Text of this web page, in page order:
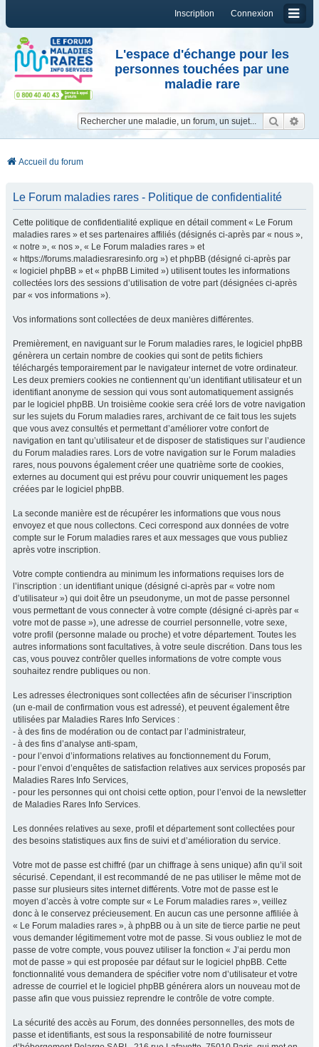
Connexion
Inscription
L'espace d'échange pour les
personnes touchées par une
maladie rare
Accueil du forum
Le Forum maladies rares - Politique de confidentialité
Cette politique de confidentialité explique en détail comment « Le Forum
maladies rares » et ses partenaires affiliés (désignés ci-après par « nous »,
« notre », « nos », « Le Forum maladies rares » et
« https://forums.maladiesraresinfo.org ») et phpBB (désigné ci-après par
« logiciel phpBB » et « phpBB Limited ») utilisent toutes les informations
collectées lors des sessions d’utilisation de votre part (désignées ci-après
par « vos informations »).
Vos informations sont collectées de deux manières différentes.
Premièrement, en naviguant sur le Forum maladies rares, le logiciel phpBB
génèrera un certain nombre de cookies qui sont de petits fichiers
téléchargés temporairement par le navigateur internet de votre ordinateur.
Les deux premiers cookies ne contiennent qu’un identifiant utilisateur et un
identifiant anonyme de session qui vous sont automatiquement assignés
par le logiciel phpBB. Un troisième cookie sera créé lors de votre navigation
sur les sujets du Forum maladies rares, archivant de ce fait tous les sujets
que vous avez consultés et permettant d’améliorer votre confort de
navigation en tant qu’utilisateur et de disposer de statistiques sur l’audience
du Forum maladies rares. Lors de votre navigation sur le Forum maladies
rares, nous pouvons également créer une quatrième sorte de cookies,
externes au document qui est prévu pour couvrir uniquement les pages
créées par le logiciel phpBB.
La seconde manière est de récupérer les informations que vous nous
envoyez et que nous collectons. Ceci correspond aux données de votre
compte sur le Forum maladies rares et aux messages que vous publiez
après votre inscription.
Votre compte contiendra au minimum les informations requises lors de
l’inscription : un identifiant unique (désigné ci-après par « votre nom
d’utilisateur ») qui doit être un pseudonyme, un mot de passe personnel
vous permettant de vous connecter à votre compte (désigné ci-après par «
votre mot de passe »), une adresse de courriel personnelle, votre sexe,
votre profil (personne malade ou proche) et votre département. Toutes les
autres informations sont facultatives, à votre seule discrétion. Dans tous les
cas, vous pouvez contrôler quelles informations de votre compte vous
souhaitez rendre publiques ou non.
Les adresses électroniques sont collectées afin de sécuriser l’inscription
(un e-mail de confirmation vous est adressé), et peuvent également être
utilisées par Maladies Rares Info Services :
- à des fins de modération ou de contact par l’administrateur,
- à des fins d’analyse anti-spam,
- pour l’envoi d’informations relatives au fonctionnement du Forum,
- pour l’envoi d’enquêtes de satisfaction relatives aux services proposés par
Maladies Rares Info Services,
- pour les personnes qui ont choisi cette option, pour l’envoi de la newsletter
de Maladies Rares Info Services.
Les données relatives au sexe, profil et département sont collectées pour
des besoins statistiques aux fins de suivi et d’amélioration du service.
Votre mot de passe est chiffré (par un chiffrage à sens unique) afin qu’il soit
sécurisé. Cependant, il est recommandé de ne pas utiliser le même mot de
passe sur plusieurs sites internet différents. Votre mot de passe est le
moyen d’accès à votre compte sur « Le Forum maladies rares », veillez
donc à le conservez précieusement. En aucun cas une personne affiliée à
« Le Forum maladies rares », à phpBB ou à un site de tierce partie ne peut
vous demander légitimement votre mot de passe. Si vous oubliez le mot de
passe de votre compte, vous pouvez utiliser la fonction « J’ai perdu mon
mot de passe » qui est proposée par défaut sur le logiciel phpBB. Cette
fonctionnalité vous demandera de spécifier votre nom d’utilisateur et votre
adresse de courriel et le logiciel phpBB générera alors un nouveau mot de
passe afin que vous puissiez reprendre le contrôle de votre compte.
La sécurité des accès au Forum, des données personnelles, des mots de
passe et identifiants, est sous la responsabilité de notre fournisseur